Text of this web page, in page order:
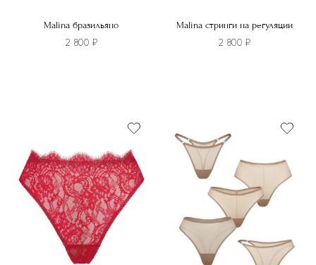
Malina бразильяно
2 800 ₽
Опции
можно
выбрать
странице
Malina стринги на регуляции
2 800 ₽
вариаций.
Опции
можно
выбрать
странице
товара.